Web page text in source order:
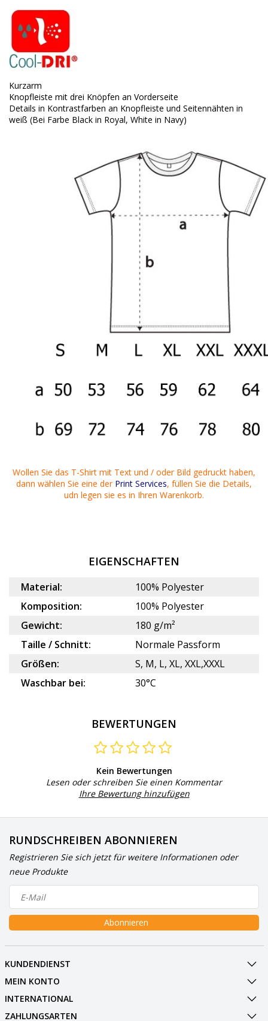
Kurzarm
Knopfleiste mit drei Knöpfen an Vorderseite
Details in Kontrastfarben an Knopfleiste und Seitennähten in
weiß (Bei Farbe Black in Royal, White in Navy)
Wollen Sie das T-Shirt mit Text und / oder Bild gedruckt haben,
dann wählen Sie eine der Print Services, füllen Sie die Details,
udn legen sie es in Ihren Warenkorb.
EIGENSCHAFTEN
Material:
100% Polyester
Komposition:
100% Polyester
Gewicht:
180 g/m²
Taille / Schnitt:
Normale Passform
Größen:
S, M, L, XL, XXL,XXXL
Waschbar bei:
30°C
BEWERTUNGEN
Kein Bewertungen
Lesen oder schreiben Sie einen Kommentar
Ihre Bewertung hinzufügen
RUNDSCHREIBEN ABONNIEREN
Registrieren Sie sich jetzt für weitere Informationen oder
neue Produkte
Abonnieren
KUNDENDIENST
MEIN KONTO
INTERNATIONAL
ZAHLUNGSARTEN